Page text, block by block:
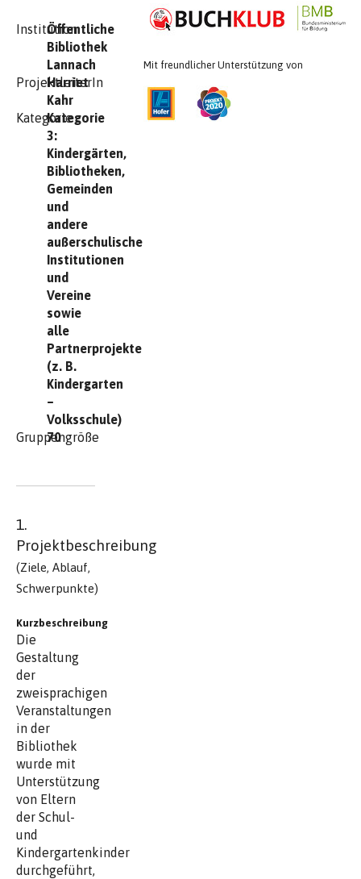
InstitutionÖffentliche
Bibliothek
Lannach
ProjektleiterIn
Harriet
Kahr
KategorieKategorie
3:
Kindergärten,
Bibliotheken,
Gemeinden
und
andere
außerschulische
Institutionen
und
Vereine
sowie
alle
Partnerprojekte
(z. B.
Kindergarten
–
Volksschule)
Gruppengröße
70
1.
Projektbeschreibung
(Ziele, Ablauf,
Schwerpunkte)
Kurzbeschreibung
Die
Gestaltung
der
zweisprachigen
Veranstaltungen
in der
Bibliothek
wurde mit
Unterstützung
von Eltern
der Schul-
und
Kindergartenkinder
durchgeführt,
Mit freundlicher Unterstützung von